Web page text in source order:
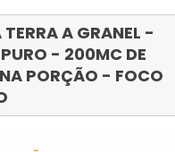
A GRANEL -
- 200MC DE
PORÇÃO - FOCO